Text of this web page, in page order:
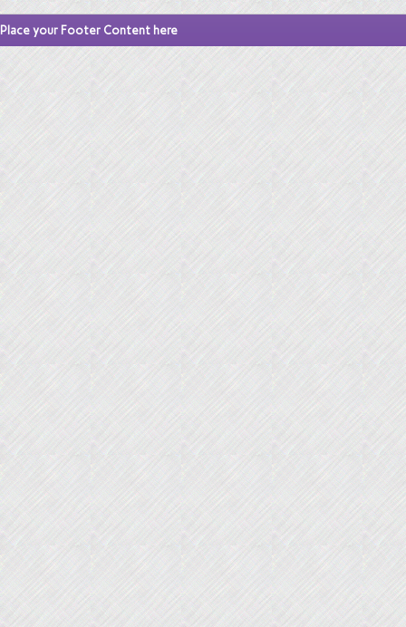
Place your Footer Content here